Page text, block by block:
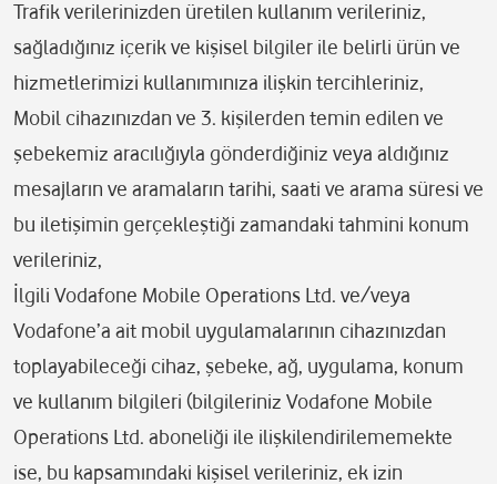
Trafik verilerinizden üretilen kullanım verileriniz,
sağladığınız içerik ve kişisel bilgiler ile belirli ürün ve
hizmetlerimizi kullanımınıza ilişkin tercihleriniz,
Mobil cihazınızdan ve 3. kişilerden temin edilen ve
şebekemiz aracılığıyla gönderdiğiniz veya aldığınız
mesajların ve aramaların tarihi, saati ve arama süresi ve
bu iletişimin gerçekleştiği zamandaki tahmini konum
verileriniz,
İlgili Vodafone Mobile Operations Ltd. ve/veya
Vodafone’a ait mobil uygulamalarının cihazınızdan
toplayabileceği cihaz, şebeke, ağ, uygulama, konum
ve kullanım bilgileri (bilgileriniz Vodafone Mobile
Operations Ltd. aboneliği ile ilişkilendirilememekte
ise, bu kapsamındaki kişisel verileriniz, ek izin